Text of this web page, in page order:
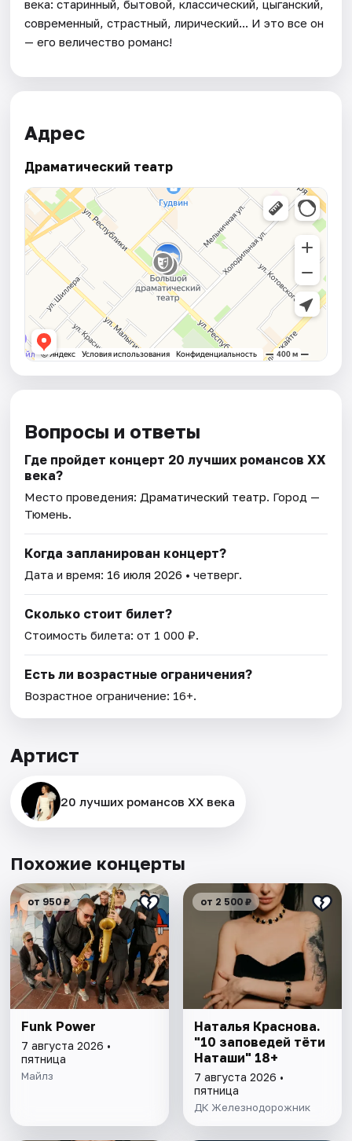
века: старинный, бытовой, классический, цыганский,
современный, страстный, лирический... И это все он
— его величество романс!
Адрес
Драматический театр
Вопросы и ответы
Где пройдет концерт 20 лучших романсов XX
века?
Место проведения: Драматический театр. Город —
Тюмень.
Когда запланирован концерт?
Дата и время: 16 июля 2026 • четверг.
Сколько стоит билет?
Стоимость билета: от 1 000 ₽.
Есть ли возрастные ограничения?
Возрастное ограничение: 16+.
Артист
20 лучших романсов XX века
Похожие концерты
от 950 ₽
Funk Power
7 августа 2026 •
пятница
Майлз
от 2 500 ₽
Наталья Краснова.
"10 заповедей тёти
Наташи" 18+
7 августа 2026 •
пятница
ДК Железнодорожник